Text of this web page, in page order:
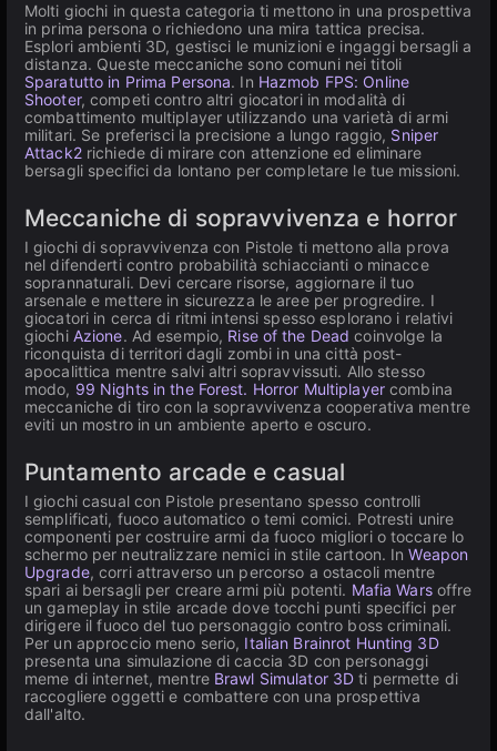
Molti giochi in questa categoria ti mettono in una prospettiva
in prima persona o richiedono una mira tattica precisa.
Esplori ambienti 3D, gestisci le munizioni e ingaggi bersagli a
distanza. Queste meccaniche sono comuni nei titoli
Sparatutto in Prima Persona. In Hazmob FPS: Online
Shooter, competi contro altri giocatori in modalità di
combattimento multiplayer utilizzando una varietà di armi
militari. Se preferisci la precisione a lungo raggio, Sniper
Attack2richiede di mirare con attenzione ed eliminare
bersagli specifici da lontano per completare le tue missioni.
Meccaniche di sopravvivenza e horror
I giochi di sopravvivenza con Pistole ti mettono alla prova
nel difenderti contro probabilità schiaccianti o minacce
soprannaturali. Devi cercare risorse, aggiornare il tuo
arsenale e mettere in sicurezza le aree per progredire. I
giocatori in cerca di ritmi intensi spesso esplorano i relativi
giochi Azione. Ad esempio, Rise of the Dead coinvolge la
riconquista di territori dagli zombi in una città post-
apocalittica mentre salvi altri sopravvissuti. Allo stesso
modo, 99 Nights in the Forest. Horror Multiplayercombina
meccaniche di tiro con la sopravvivenza cooperativa mentre
eviti un mostro in un ambiente aperto e oscuro.
Puntamento arcade e casual
I giochi casual con Pistole presentano spesso controlli
semplificati, fuoco automatico o temi comici. Potresti unire
componenti per costruire armi da fuoco migliori o toccare lo
schermo per neutralizzare nemici in stile cartoon. InWeapon
Upgrade, corri attraverso un percorso a ostacoli mentre
spari ai bersagli per creare armi più potenti. Mafia Warsoffre
un gameplay in stile arcade dove tocchi punti specifici per
dirigere il fuoco del tuo personaggio contro boss criminali.
Per un approccio meno serio, Italian Brainrot Hunting 3D
presenta una simulazione di caccia 3D con personaggi
meme di internet, mentre Brawl Simulator 3D ti permette di
raccogliere oggetti e combattere con una prospettiva
dall'alto.